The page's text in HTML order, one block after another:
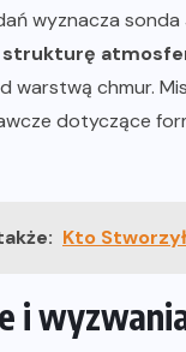
wyznacza sonda
warstwą chmur.
dotyczące
Kto
i